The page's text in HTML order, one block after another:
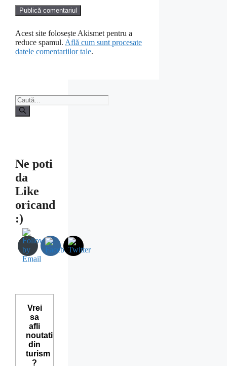
Acest site folosește Akismet pentru a
reduce spamul. Află cum sunt procesate
datele comentariilor tale.
Caută
după:
Ne poti
da
Like
oricand
:)
Vrei
sa
afli
noutati
din
turism
?